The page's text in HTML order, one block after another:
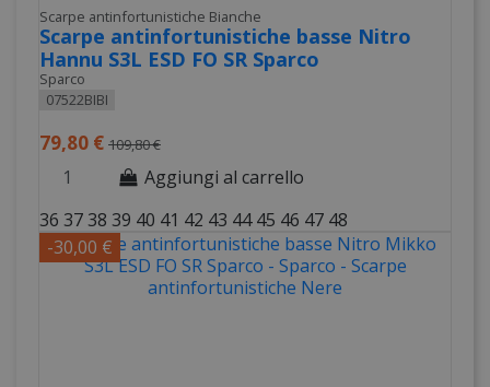
Scarpe antinfortunistiche Bianche
Scarpe antinfortunistiche basse Nitro
Hannu S3L ESD FO SR Sparco
Sparco
07522BIBI
79,80 € 109,80 €
Aggiungi al carrello
36 3738 39 40 41 42 43 44 45 46 47 48
-30,00 €